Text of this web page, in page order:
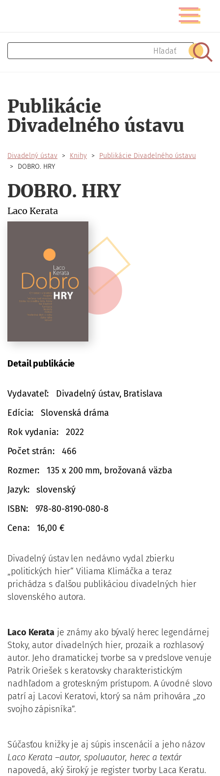
obsah
Prepnúť
navigáciu
Hľadať
Publikácie
Divadelného ústavu
Divadelný ústav Knihy
Publikácie Divadelného ústavu
DOBRO. HRY
DOBRO. HRY
Laco Kerata
Detail publikácie
Vydavateľ
Divadelný ústav, Bratislava
Edícia
Slovenská dráma
Rok vydania
2022
Počet strán
466
Rozmer
135 x 200 mm, brožovaná väzba
Jazyk
slovenský
ISBN
978-80-8190-080-8
Cena
16,00 €
Divadelný ústav len nedávno vydal zbierku
„politických hier“ Viliama Klimáčka a teraz
prichádza s ďalšou publikáciou divadelných hier
slovenského autora.
Laco Kerataje známy ako bývalý herec legendárnej
Stoky, autor divadelných hier, prozaik a rozhlasový
autor. Jeho dramatickej tvorbe sa v predslove venuje
Patrik Oriešek s keratovsky charakteristickým
nadhľadom a groteskným prístupom. A úvodné slovo
patrí aj Lacovi Keratovi, ktorý sa nám prihovára „zo
svojho zápisníka”.
Súčasťou knižky je aj súpis inscenácií a jeho názov
Laco Kerata –autor, spoluautor, herec a textár
napovedá, aký široký je register tvorby Laca Keratu.